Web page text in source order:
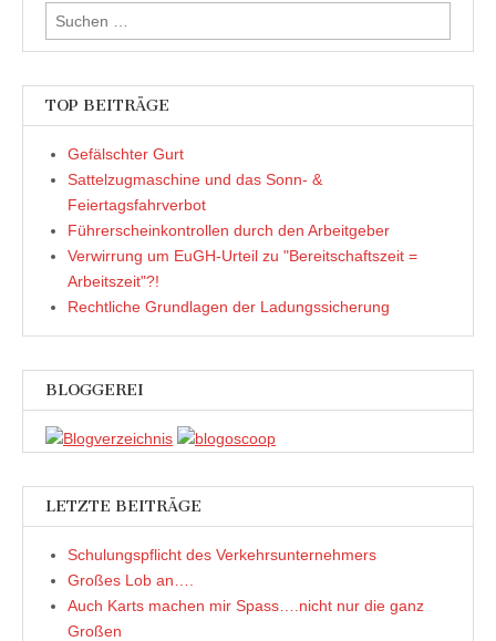
Suchen
nach:
TOP BEITRÄGE
Gefälschter Gurt
Sattelzugmaschine und das Sonn- &
Feiertagsfahrverbot
Führerscheinkontrollen durch den Arbeitgeber
Verwirrung um EuGH-Urteil zu "Bereitschaftszeit =
Arbeitszeit"?!
Rechtliche Grundlagen der Ladungssicherung
BLOGGEREI
LETZTE BEITRÄGE
Schulungspflicht des Verkehrsunternehmers
Großes Lob an….
Auch Karts machen mir Spass….nicht nur die ganz
Großen